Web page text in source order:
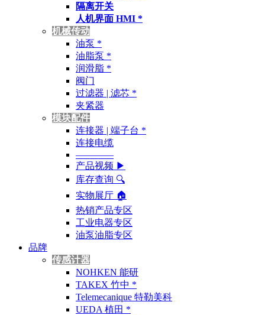
隔离开关
人机界面 HMI *
机械传动
油泵 *
油脂泵 *
润滑脂 *
阀门
过滤器 | 滤芯 *
夹紧器
模块配件
连接器 | 端子台 *
连接电缆
————
产品视频 ▶
库存查询 🔍︎
实物展厅 🏠︎
热销产品专区
工业电器专区
油泵油脂专区
品牌
传感计器
NOHKEN 能研
TAKEX 竹中 *
Telemecanique 特勒美科
UEDA 植田 *